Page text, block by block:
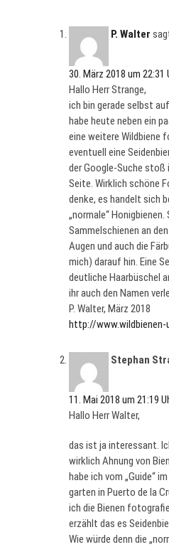
P. Walter
30. März 2018 um 22:31
Hallo Herr Strange,
ich bin gerade selbst
habe heute neben ein
eine weitere Wildbiene
eventuell eine
der Google-Suche stoß
Seite. Wirklich schöne
denke, es handelt sich
„normale“ Honigbienen.
Sammelschienen an
Augen und auch die
mich) darauf hin. Eine
deutliche Haarbüschel
ihr auch den Namen
P. Walter, März 2018
http://www.wildbienen-
Stephan
11. Mai 2018 um 21:19
Hallo Herr Walter,
das ist ja interessant.
wirklich Ahnung von
habe ich vom „Guide“
garten in Puerto de la
ich die Bienen
erzählt das es
Wie würde denn die